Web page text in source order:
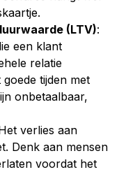
(LTV):
een klant
relatie
tijden met
onbetaalbaar,
verlies aan
Denk aan mensen
voordat het